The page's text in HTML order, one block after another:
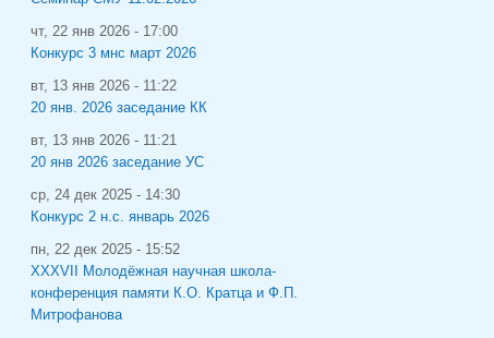
чт, 22 янв 2026 - 17:00
Конкурс 3 мнс март 2026
вт, 13 янв 2026 - 11:22
20 янв. 2026 заседание КК
вт, 13 янв 2026 - 11:21
20 янв 2026 заседание УС
ср, 24 дек 2025 - 14:30
Конкурс 2 н.с. январь 2026
пн, 22 дек 2025 - 15:52
XXXVII Молодёжная научная школа-
конференция памяти К.О. Кратца и Ф.П.
Митрофанова